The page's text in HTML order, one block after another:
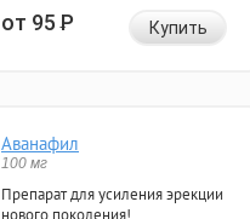
от 95Р Купить
Аванафил
100 мг
Препарат для усиления эрекции